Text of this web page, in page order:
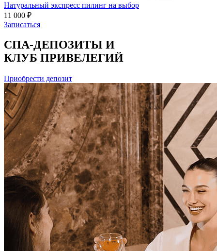
Натуральный экспресс пилинг на выбор
11 000 ₽
Записаться
СПА-ДЕПОЗИТЫ И
КЛУБ ПРИВЕЛЕГИЙ
Приобрести депозит